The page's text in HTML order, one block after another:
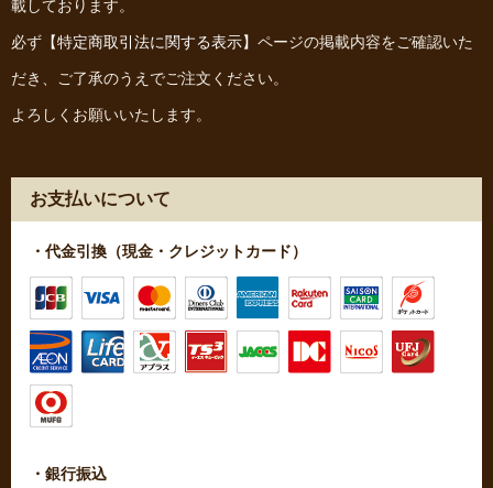
載しております。
必ず 【特定商取引法に関する表示】 ページの掲載内容をご確認いた
だき、ご了承のうえでご注文ください。
よろしくお願いいたします。
お支払いについて
・代金引換（現金・クレジットカード）
・銀行振込